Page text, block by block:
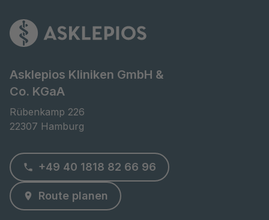
Asklepios Kliniken GmbH &
Co. KGaA
Rübenkamp 226
22307 Hamburg
+49 40 1818 82 66 96
Route planen